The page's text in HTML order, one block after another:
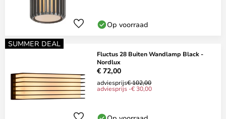
Op voorraad
SUMMER DEAL
Fluctus 28 Buiten Wandlamp Black -
Nordlux
€ 72,00
adviesprijs€ 102,00
adviesprijs -€ 30,00